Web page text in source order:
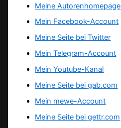
Meine Autorenhomepage
Mein Facebook-Account
Meine Seite bei Twitter
Mein Telegram-Account
Mein Youtube-Kanal
Meine Seite bei gab.com
Mein mewe-Account
Meine Seite bei gettr.com